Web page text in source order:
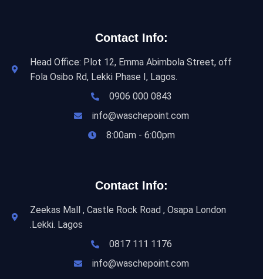
Contact Info:
Head Office: Plot 12, Emma Abimbola Street, off
Fola Osibo Rd, Lekki Phase I, Lagos.
0906 000 0843
info@waschepoint.com
8:00am - 6:00pm
Contact Info:
Zeekas Mall , Castle Rock Road , Osapa London
.Lekki. Lagos
0817 111 1176
info@waschepoint.com